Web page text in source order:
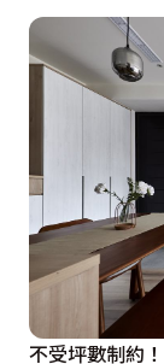
不受坪數制約